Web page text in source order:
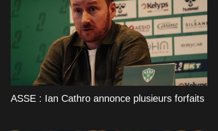
ASSE : Ian Cathro annonce plusieurs forfaits